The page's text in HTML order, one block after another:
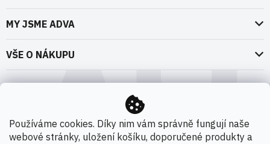
Používáme cookies. Díky nim vám správně fungují naše
webové stránky, uložení košíku, doporučené produkty a
MY JSME ADVA
O nás
Naše dokumenty
Kontakty
VŠE O NÁKUPU
Doprava a platba
VOP pro spotřebitele - fyzické osoby
VOP pro nakupující podnikatele
VOP Letectví / GT&C Aerospace
Možnosti platby